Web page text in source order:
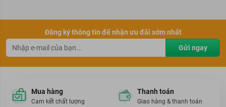
Đăng ký thông tin để nhận ưu đãi sớm nhất
Gửi ngay
Mua hàng
Cam kết chất lượng
Thanh toán
Giao hàng & thanh toán